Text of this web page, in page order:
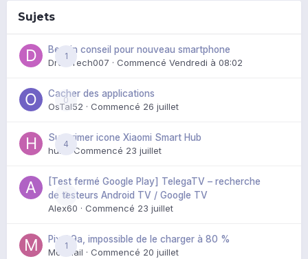
Sujets
1
Besoin conseil pour nouveau smartphone
DroidTech007 · Commencé Vendredi à 08:02
0
Cacher des applications
OsTal52 · Commencé 26 juillet
4
Supprimer icone Xiaomi Smart Hub
huik · Commencé 23 juillet
0
[Test fermé Google Play] TelegaTV – recherche
de testeurs Android TV / Google TV
Alex60 · Commencé 23 juillet
1
Pixel 9a, impossible de le charger à 80 %
Mozmail · Commencé 20 juillet